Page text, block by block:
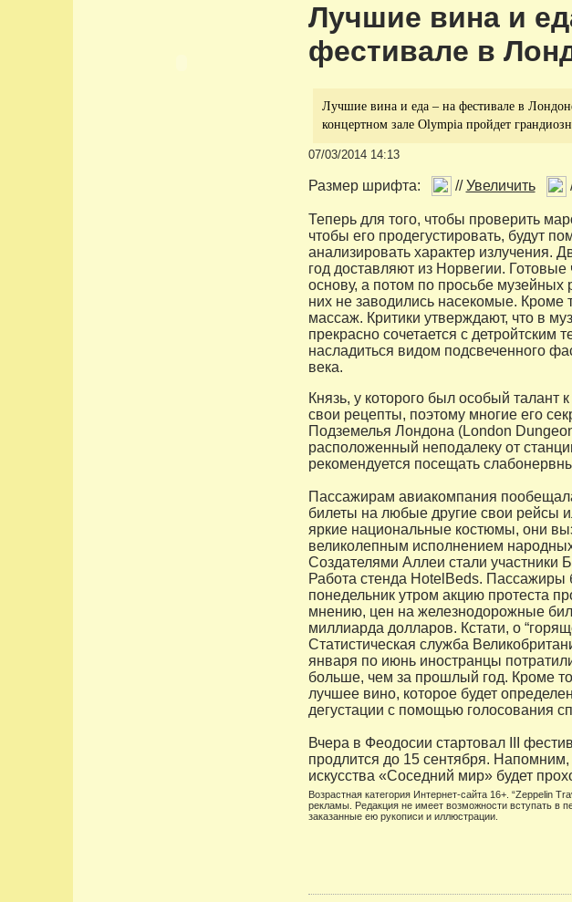
Лучшие вина и
фестивале в
Лучшие вина и еда – на фестивале в
концертном зале Olympia пройдет
07/03/2014 14:13
Размер шрифта: //Увеличить
Теперь для того, чтобы проверить
чтобы его продегустировать, будут
анализировать характер излучения.
год доставляют из Норвегии.
основу, а потом по просьбе музейных
них не заводились насекомые. Кроме
массаж. Критики утверждают, что в
прекрасно сочетается с детройтским
насладиться видом подсвеченного
века.
Князь, у которого был особый
свои рецепты, поэтому многие его
Подземелья Лондона (London
расположенный неподалеку от
рекомендуется посещать
Пассажирам авиакомпания
билеты на любые другие свои рейсы
яркие национальные костюмы, они
великолепным исполнением
Создателями Аллеи стали участники
Работа стенда HotelBeds. Пассажиры
понедельник утром акцию протеста
мнению, цен на железнодорожные
миллиарда долларов. Кстати, о
Статистическая служба
января по июнь иностранцы
больше, чем за прошлый год. Кроме
лучшее вино, которое будет
дегустации с помощью голосования
Вчера в Феодосии стартовал III
продлится до 15 сентября.
искусства «Соседний мир» будет
Возрастная категория Интернет-сайта 16+. “Zeppelin
рекламы. Редакция не имеет возможности вступать в
заказанные ею рукописи и иллюстрации.